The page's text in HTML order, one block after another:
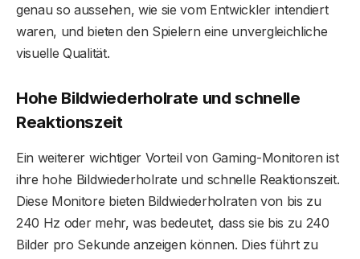
genau so aussehen, wie sie vom Entwickler intendiert
waren, und bieten den Spielern eine unvergleichliche
visuelle Qualität.
Hohe Bildwiederholrate und schnelle
Reaktionszeit
Ein weiterer wichtiger Vorteil von Gaming-Monitoren ist
ihre hohe Bildwiederholrate und schnelle Reaktionszeit.
Diese Monitore bieten Bildwiederholraten von bis zu
240 Hz oder mehr, was bedeutet, dass sie bis zu 240
Bilder pro Sekunde anzeigen können. Dies führt zu